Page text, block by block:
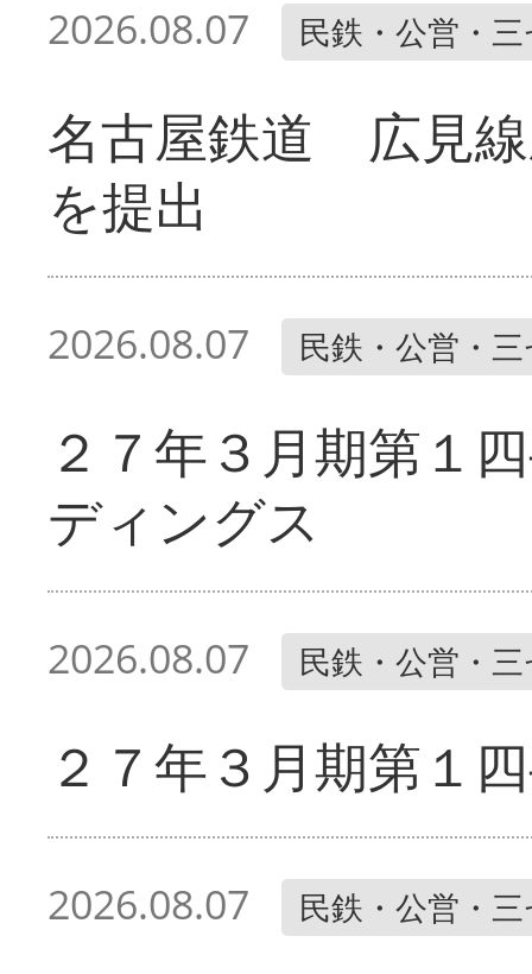
2026.08.07 民鉄・公営・
名古屋鉄道 広見
を提出
2026.08.07 民鉄・公営・
２７年３月期第１
ディングス
2026.08.07 民鉄・公営・
２７年３月期第１
2026.08.07 民鉄・公営・